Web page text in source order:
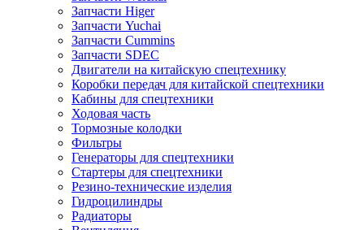
Запчасти Higer
Запчасти Yuchai
Запчасти Cummins
Запчасти SDEC
Двигатели на китайскую спецтехнику
Коробки передач для китайской спецтехники
Кабины для спецтехники
Ходовая часть
Тормозные колодки
Фильтры
Генераторы для спецтехники
Стартеры для спецтехники
Резино-технические изделия
Гидроцилиндры
Радиаторы